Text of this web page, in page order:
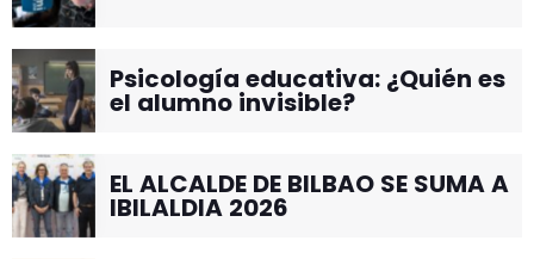
Psicología educativa: ¿Quién es
el alumno invisible?
EL ALCALDE DE BILBAO SE SUMA A
IBILALDIA 2026